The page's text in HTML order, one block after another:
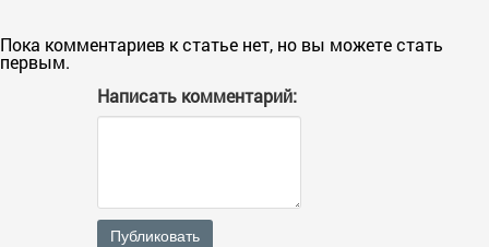
Пока комментариев к статье нет, но вы можете стать
первым.
Написать комментарий:
Публиковать